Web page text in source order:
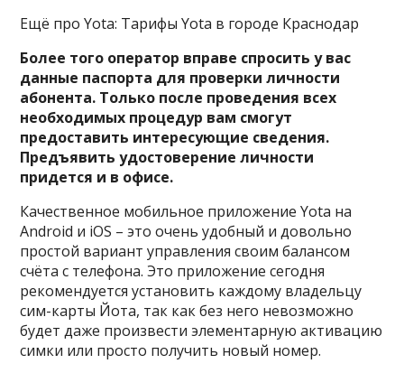
Ещё про Yota: Тарифы Yota в городе Краснодар
Более того оператор вправе спросить у вас
данные паспорта для проверки личности
абонента. Только после проведения всех
необходимых процедур вам смогут
предоставить интересующие сведения.
Предъявить удостоверение личности
придется и в офисе.
Качественное мобильное приложение Yota на
Android и iOS – это очень удобный и довольно
простой вариант управления своим балансом
счёта с телефона. Это приложение сегодня
рекомендуется установить каждому владельцу
сим-карты Йота, так как без него невозможно
будет даже произвести элементарную активацию
симки или просто получить новый номер.